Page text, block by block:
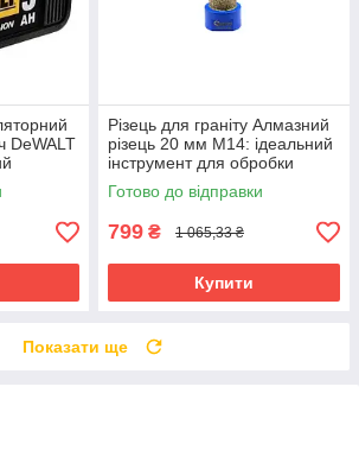
DeWALT
лі-
Різець для граніту Алмазний
різець 20 мм М14: ідеальний
інструмент для обробки
кераміки Geko G37520
Готово до відправки
799 ₴ 1 065,33 ₴
Купити
Показати ще